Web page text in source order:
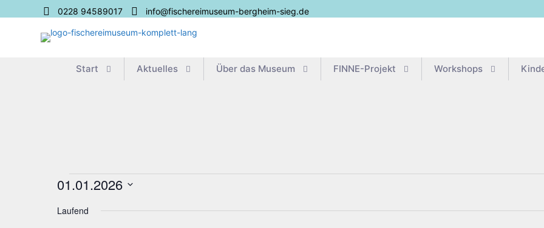
0228 94589017 info@fischereimuseum-bergheim-sieg.de
Start Aktu­el­les Über das Museum FIN­­NE-Pro­­jekt Work­shops
Veranstaltungen
für
01.01.2026
wählen.
Laufend